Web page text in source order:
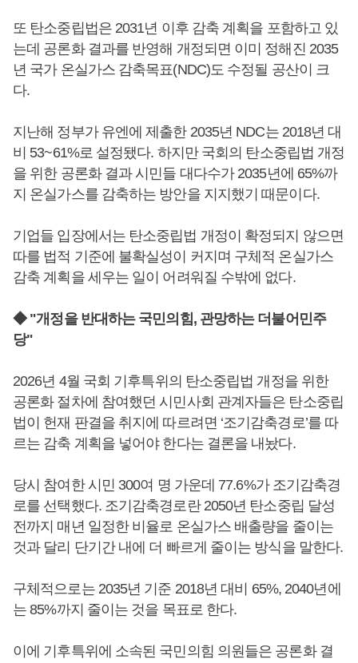
또 탄소중립법은 2031년 이후 감축 계획을 포함하고 있
는데 공론화 결과를 반영해 개정되면 이미 정해진 2035
년 국가 온실가스 감축목표(NDC)도 수정될 공산이 크
다.
지난해 정부가 유엔에 제출한 2035년 NDC는 2018년 대
비 53~61%로 설정됐다. 하지만 국회의 탄소중립법 개정
을 위한 공론화 결과 시민들 대다수가 2035년에 65%까
지 온실가스를 감축하는 방안을 지지했기 때문이다.
기업들 입장에서는 탄소중립법 개정이 확정되지 않으면
따를 법적 기준에 불확실성이 커지며 구체적 온실가스
감축 계획을 세우는 일이 어려워질 수밖에 없다.
◆ "개정을 반대하는 국민의힘, 관망하는 더불어민주
당"
2026년 4월 국회 기후특위의 탄소중립법 개정을 위한
공론화 절차에 참여했던 시민사회 관계자들은 탄소중립
법이 헌재 판결을 취지에 따르려면 ‘조기감축경로’를 따
르는 감축 계획을 넣어야 한다는 결론을 내놨다.
당시 참여한 시민 300여 명 가운데 77.6%가 조기감축경
로를 선택했다. 조기감축경로란 2050년 탄소중립 달성
전까지 매년 일정한 비율로 온실가스 배출량을 줄이는
것과 달리 단기간 내에 더 빠르게 줄이는 방식을 말한다.
구체적으로는 2035년 기준 2018년 대비 65%, 2040년에
는 85%까지 줄이는 것을 목표로 한다.
이에 기후특위에 소속된 국민의힘 의원들은 공론화 결